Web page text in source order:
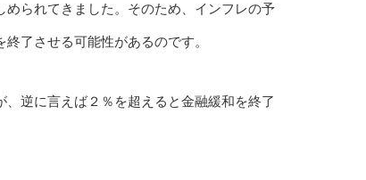
られてきました。そのため、インフレの予
了させる可能性があるのです。
逆に言えば２％を超えると金融緩和を終了